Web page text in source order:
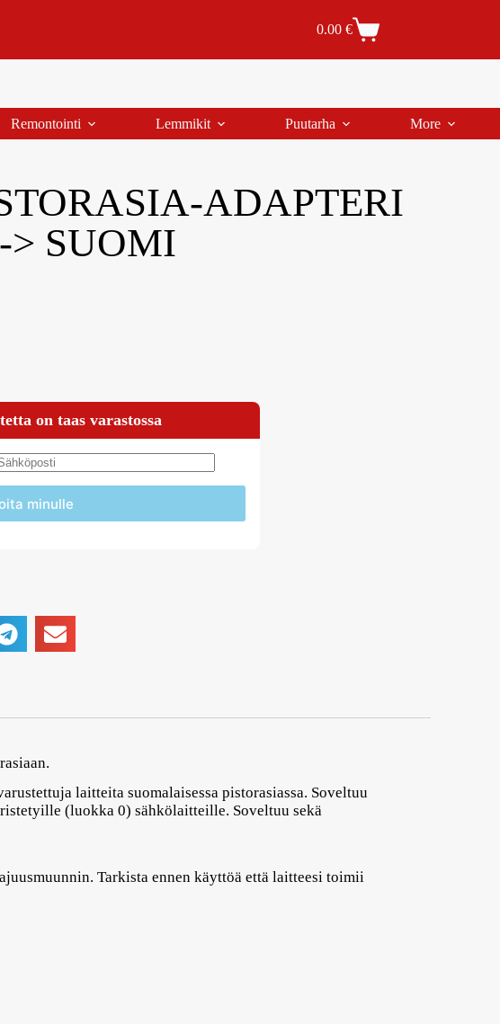
Tilauksen peruutus
0.00 €
Remontointi Lemmikit Puutarha More
ADAPTERI
SUOMI
on taas varastossa
minulle
laitteita suomalaisessa pistorasiassa. Soveltuu
(luokka 0) sähkölaitteille. Soveltuu sekä
Tarkista ennen käyttöä että laitteesi toimii